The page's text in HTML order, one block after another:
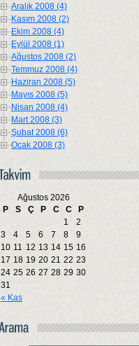
Aralık 2008 (4)
Kasım 2008 (2)
Ekim 2008 (4)
Eylül 2008 (1)
Ağustos 2008 (2)
Temmuz 2008 (4)
Haziran 2008 (5)
Mayıs 2008 (5)
Nisan 2008 (4)
Mart 2008 (3)
Şubat 2008 (6)
Ocak 2008 (3)
Ağustos 2026
P
S Ç P C C P
« Kas
1
2
3
4 5 6 7 8
9
10 11 12 13 14 15 16
17 18 19 20 21 22 23
24 25 26 27 28 29 30
31